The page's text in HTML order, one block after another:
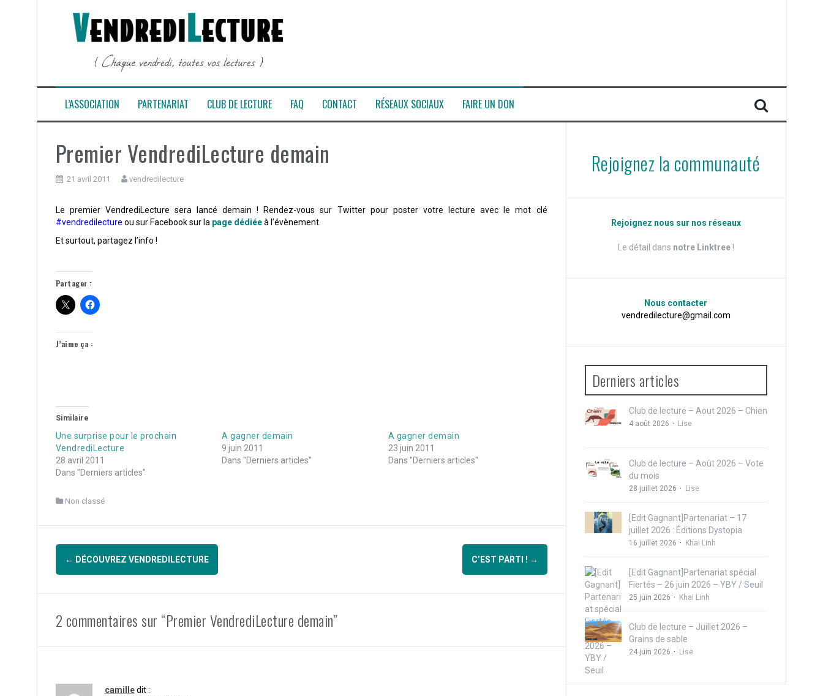
L’ASSOCIATION PARTENARIAT CLUB DE LECTURE FAQ CONTACT RÉSEAUX SOCIAUX FAIRE UN DON
Premier VendrediLecture demain
21 avril 2011 vendredilecture
Le premier VendrediLecture sera lancé demain ! Rendez-vous sur Twitter pour poster votre lecture avec le mot clé
#vendredilecture ou sur Facebook sur la page dédiéeà l’évènement.
Et surtout, partagez l’info !
Partager :
J’aime ça :
Similaire
Une surprise pour le prochain
VendrediLecture
28 avril 2011
Dans "Derniers articles"
A gagner demain
9 juin 2011
Dans "Derniers articles"
A gagner demain
23 juin 2011
Dans "Derniers articles"
Non classé
Navigation
d'article
← DÉCOUVREZ VENDREDILECTURE C’EST PARTI ! →
2 commentaires sur “Premier VendrediLecture demain”
camille dit :
Rejoignez la communauté
Rejoignez nous sur nos réseaux
Le détail dans notre Linktree!
Nous contacter
vendredilecture@gmail.com
Derniers articles
Club de lecture – Aout 2026 – Chien
4 août 2026 Lise
Club de lecture – Août 2026 – Vote
du mois
28 juillet 2026 Lise
[Edit Gagnant]Partenariat – 17
juillet 2026 : Éditions Dystopia
16 juillet 2026 Khai Linh
[Edit Gagnant]Partenariat spécial
Fiertés – 26 juin 2026 – YBY / Seuil
25 juin 2026 Khai Linh
Club de lecture – Juillet 2026 –
Grains de sable
24 juin 2026 Lise